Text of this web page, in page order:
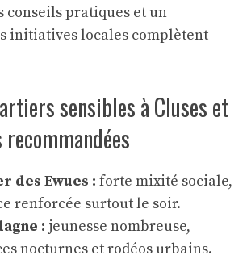
conseils pratiques et un
initiatives locales complètent
sensibles à Cluses et
des Ewues : forte mixité sociale,
renforcée surtout le soir.
: jeunesse nombreuse,
nocturnes et rodéos urbains.